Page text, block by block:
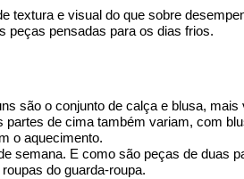
textura e visual do que sobre
peças pensadas para os dias frios.
são o conjunto de calça e blusa, mais
de cima também variam, com
o aquecimento.
semana. E como são peças de duas
do guarda-roupa.